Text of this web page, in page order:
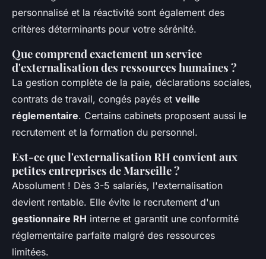
personnalisé et la réactivité sont également des
critères déterminants pour votre sérénité.
Que comprend exactement un service
d'externalisation des ressources humaines ?
La gestion complète de la paie, déclarations sociales,
contrats de travail, congés payés et veille
réglementaire. Certains cabinets proposent aussi le
recrutement et la formation du personnel.
Est-ce que l'externalisation RH convient aux
petites entreprises de Marseille ?
Absolument ! Dès 3-5 salariés, l'externalisation
devient rentable. Elle évite le recrutement d'un
gestionnaire RH interne et garantit une conformité
réglementaire parfaite malgré des ressources
limitées.